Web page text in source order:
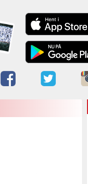
Kalendere
Om
Sofabold